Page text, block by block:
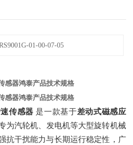
01-00-07-05
感器鸿泰产品技术规格
感器鸿泰产品技术规格
速传感器 ‌ 是一款基于‌差动式磁感应
为汽轮机、发电机等大型旋转机械
抗干扰能力与长期运行稳定性，广